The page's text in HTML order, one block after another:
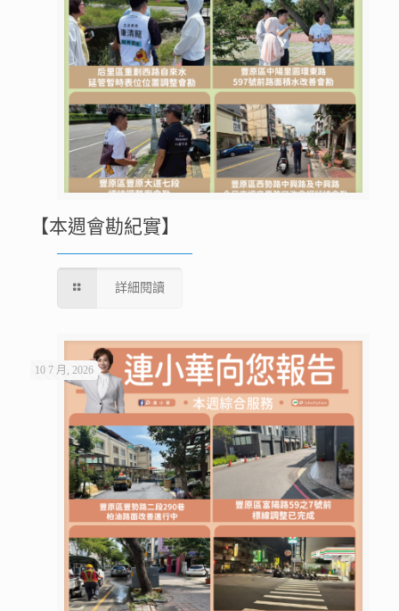
【本週會勘紀實】
詳細閱讀
10 7 月, 2026